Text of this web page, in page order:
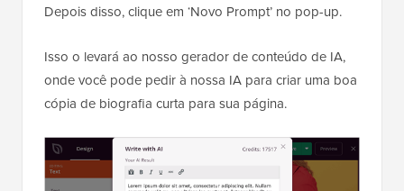
Depois disso, clique em ‘Novo Prompt’ no pop-up.
Isso o levará ao nosso gerador de conteúdo de IA,
onde você pode pedir à nossa IA para criar uma boa
cópia de biografia curta para sua página.